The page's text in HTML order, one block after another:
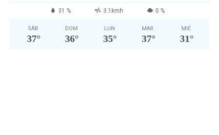
31 % 3.1kmh 0 %
SÁB
37°
DOM
36°
LUN
35°
MAR
37°
MIÉ
31°